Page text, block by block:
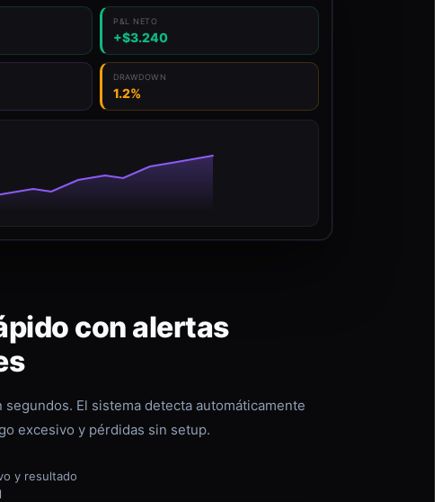
P&L NETO
+$3.240
DRAWDOWN
1.2%
con alertas
segundos. El sistema detecta automáticamente
excesivo y pérdidas sin setup.
y resultado